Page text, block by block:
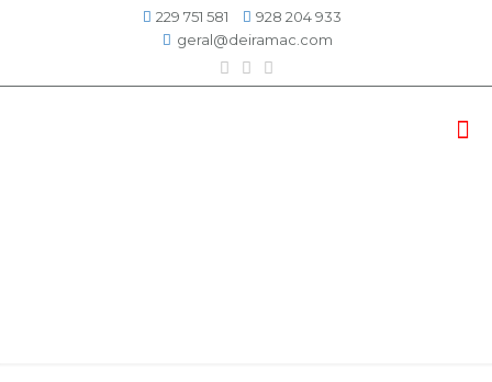
229 751 581
928 204 933
geral@deiramac.com